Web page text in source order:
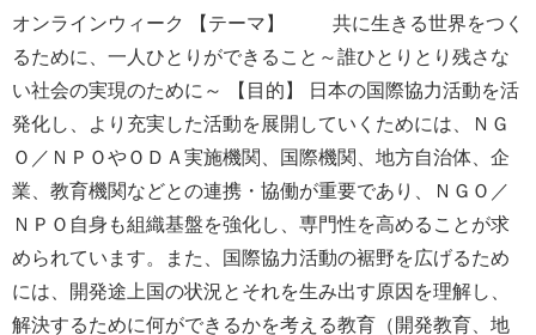
オンラインウィーク 【テーマ】 共に生きる世界をつく
るために、一人ひとりができること～誰ひとりとり残さな
い社会の実現のために～ 【目的】 日本の国際協力活動を活
発化し、より充実した活動を展開していくためには、ＮＧ
Ｏ／ＮＰＯやＯＤＡ実施機関、国際機関、地方自治体、企
業、教育機関などとの連携・協働が重要であり、ＮＧＯ／
ＮＰＯ自身も組織基盤を強化し、専門性を高めることが求
められています。また、国際協力活動の裾野を広げるため
には、開発途上国の状況とそれを生み出す原因を理解し、
解決するために何ができるかを考える教育（開発教育、地